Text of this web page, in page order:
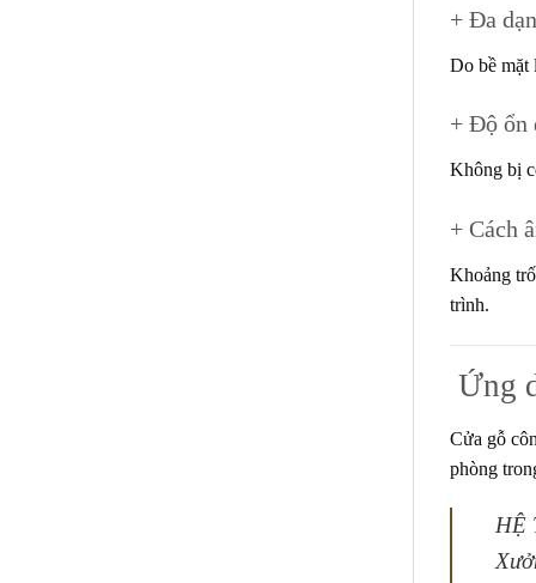
+ Đa
Do bề mặt
+ Độ ổn
Không bị
+ Cách
Khoảng
trình.
Ứng
Cửa gỗ
phòng
HỆ